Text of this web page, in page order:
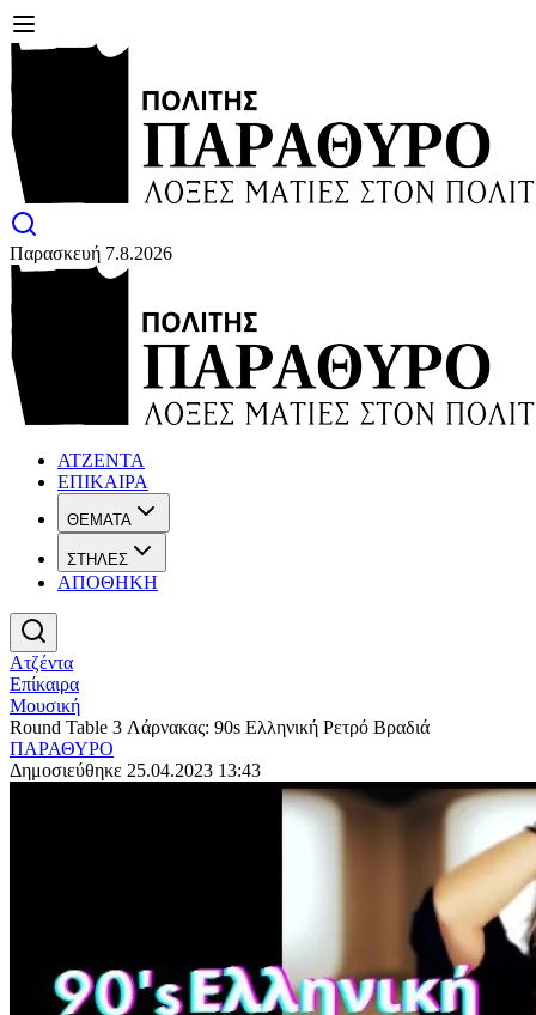
Παρασκευή 7.8.2026
ΑΤΖΕΝΤΑ
ΕΠΙΚΑΙΡΑ
ΘΕΜΑΤΑ
ΣΤΗΛΕΣ
ΑΠΟΘΗΚΗ
Ατζέντα
Επίκαιρα
Μουσική
Round Table 3 Λάρνακας: 90s Ελληνική Ρετρό Βραδιά
ΠΑΡΑΘΥΡΟ
Δημοσιεύθηκε 25.04.2023 13:43